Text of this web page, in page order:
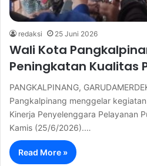
redaksi 25 Juni 2026
Wali Kota
Peningkatan Kualitas
PANGKALPINANG,
Pangkalpinang menggelar
Kinerja Penyelenggara Pelayanan
Kamis (25/6/2026).…
Read More »